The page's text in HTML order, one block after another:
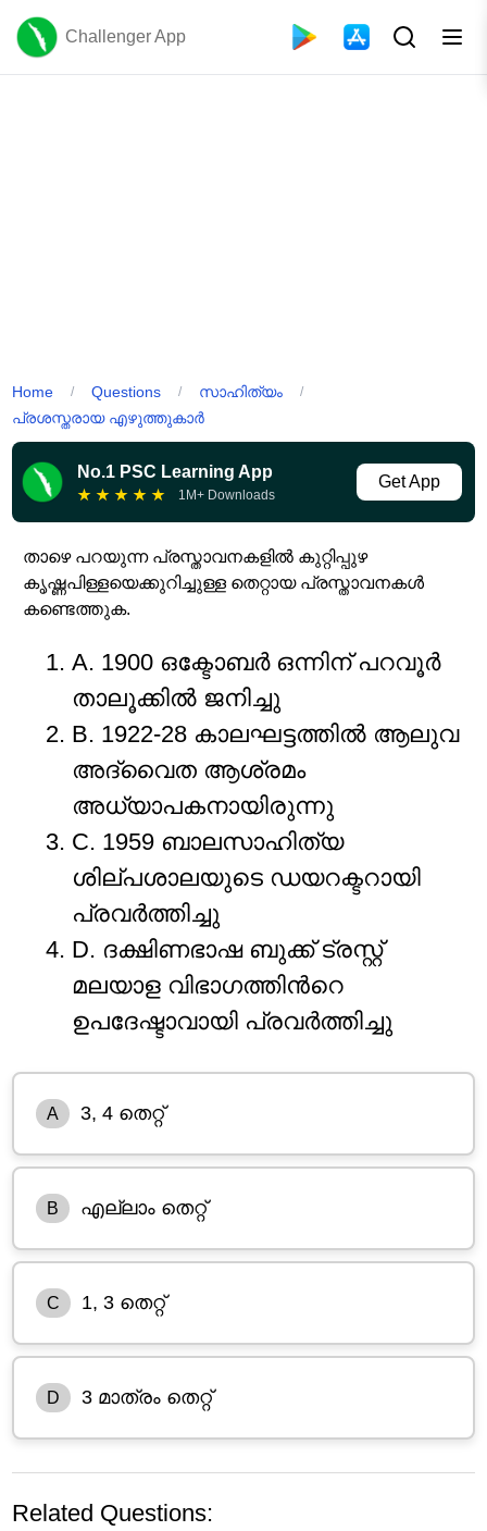
Challenger App
Home / Questions / സാഹിത്യം /
പ്രശസ്തരായ എഴുത്തുകാർ
No.1 PSC Learning App
★ ★ ★ ★ ★ 1M+ Downloads
Get App
താഴെ പറയുന്ന പ്രസ്താവനകളിൽ കുറ്റിപ്പുഴ
കൃഷ്ണപിള്ളയെക്കുറിച്ചുള്ള തെറ്റായ പ്രസ്താവനകൾ
കണ്ടെത്തുക.
A. 1900 ഒക്ടോബർ ഒന്നിന് പറവൂർ
താലൂക്കിൽ ജനിച്ചു
B. 1922-28 കാലഘട്ടത്തിൽ ആലുവ
അദ്വൈത ആശ്രമം
അധ്യാപകനായിരുന്നു
C. 1959 ബാലസാഹിത്യ
ശില്പശാലയുടെ ഡയറക്ടറായി
പ്രവർത്തിച്ചു
D. ദക്ഷിണഭാഷ ബുക്ക് ട്രസ്റ്റ്
മലയാള വിഭാഗത്തിൻറെ
ഉപദേഷ്ടാവായി പ്രവർത്തിച്ചു
A 3, 4 തെറ്റ്
B എല്ലാം തെറ്റ്
C 1, 3 തെറ്റ്
D 3 മാത്രം തെറ്റ്
Related Questions: